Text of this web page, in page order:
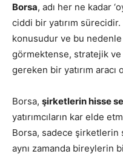
Borsa, adı her ne kadar
ciddi bir yatırım
konusudur ve bu
görmektense, stratejik ve
gereken bir yatırım aracı
Borsa, şirketlerin hisse
yatırımcıların kar elde
Borsa, sadece şirketlerin
aynı zamanda bireylerin